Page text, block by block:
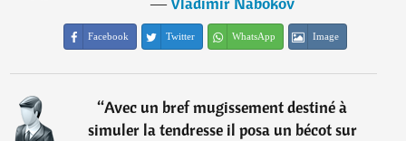
Facebook Twitter WhatsApp Image
“Avec un bref mugissement destiné à
simuler la tendresse il posa un bécot sur